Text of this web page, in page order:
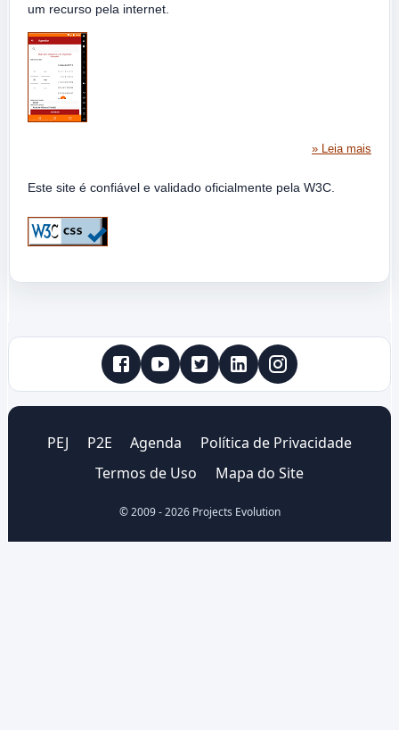
um recurso pela internet.
» Leia mais
Este site é confiável e validado oficialmente pela W3C.
PEJ P2E Agenda
Política de Privacidade
Termos de Uso
Mapa do Site
© 2009 -2026Projects Evolution